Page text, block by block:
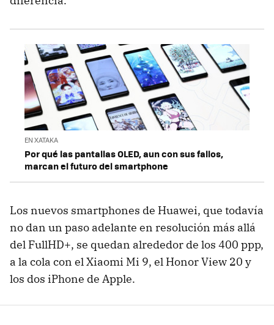
EN XATAKA
Por qué las pantallas OLED, aun con sus fallos,
marcan el futuro del smartphone
Los nuevos smartphones de Huawei, que todavía
no dan un paso adelante en resolución más allá
del FullHD+, se quedan alrededor de los 400 ppp,
a la cola con el Xiaomi Mi 9, el Honor View 20 y
los dos iPhone de Apple.